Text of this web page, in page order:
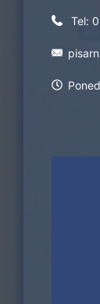
Tel: